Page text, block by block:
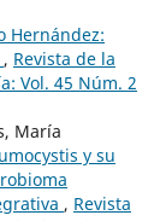
Hernández:
, Revista de la
Vol. 45 Núm. 2
María
y su
, Revista